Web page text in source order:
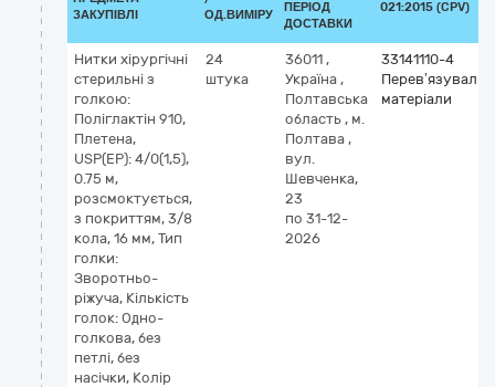
ЗАКУПІВЛІ
ОД.ВИМІРУ
ПЕРІОД
ДОСТАВКИ
021:2015 (CPV)
Нитки хірургічні
стерильні з
голкою:
Поліглактін 910,
Плетена,
USP(EP): 4/0(1,5),
0.75 м,
розсмоктується,
з покриттям, 3/8
кола, 16 мм, Тип
голки:
Зворотньо-
ріжуча, Кількість
голок: Одно-
голкова, без
петлі, без
насічки, Колір
24
штука
36011 ,
Україна ,
Полтавська
область , м.
Полтава ,
вул.
Шевченка,
23
по 31-12-
2026
33141110-4
матеріали